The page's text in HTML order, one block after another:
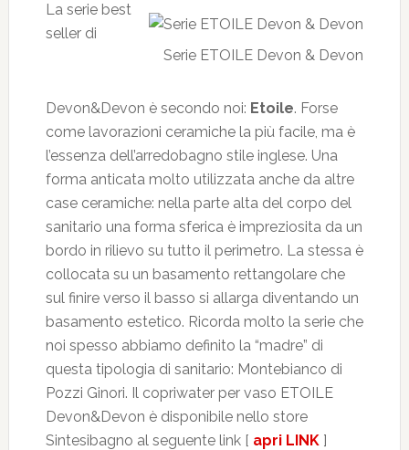
Serie ETOILE Devon & Devon
La serie best
seller di
Devon&Devon è secondo noi: Etoile. Forse
come lavorazioni ceramiche la più facile, ma è
l’essenza dell’arredobagno stile inglese. Una
forma anticata molto utilizzata anche da altre
case ceramiche: nella parte alta del corpo del
sanitario una forma sferica è impreziosita da un
bordo in rilievo su tutto il perimetro. La stessa è
collocata su un basamento rettangolare che
sul finire verso il basso si allarga diventando un
basamento estetico. Ricorda molto la serie che
noi spesso abbiamo definito la “madre” di
questa tipologia di sanitario: Montebianco di
Pozzi Ginori. Il copriwater per vaso ETOILE
Devon&Devon è disponibile nello store
Sintesibagno al seguente link [ apri LINK]